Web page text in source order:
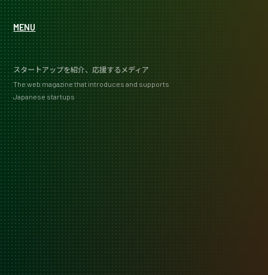
MENU
スタートアップを紹介、応援するメディア
The web magazine that introduces and supports
Japanese startups